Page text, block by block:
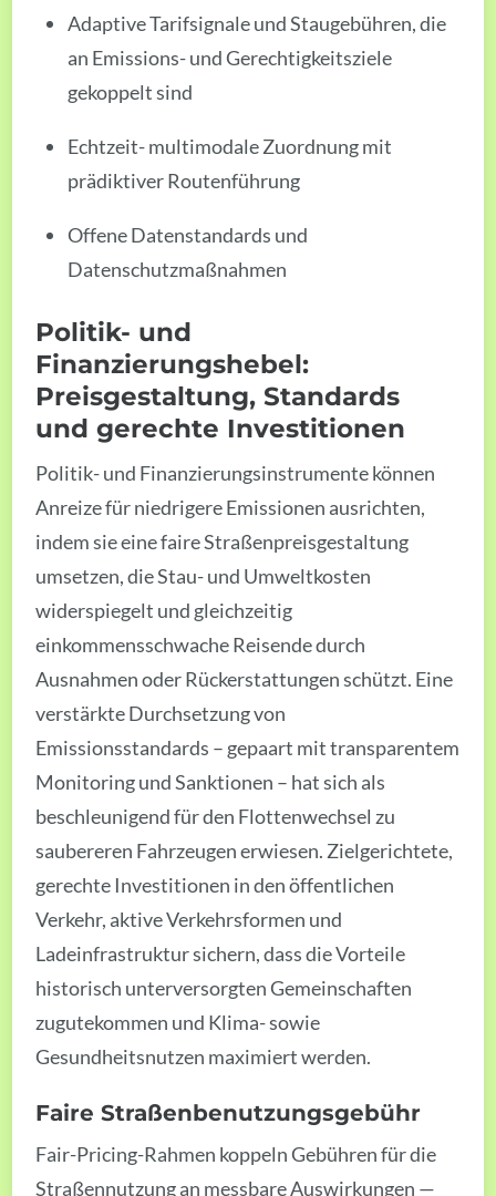
Adaptive Tarifsignale und Staugebühren, die
an Emissions- und Gerechtigkeitsziele
gekoppelt sind
Echtzeit- multimodale Zuordnung mit
prädiktiver Routenführung
Offene Datenstandards und
Datenschutzmaßnahmen
Politik- und
Finanzierungshebel:
Preisgestaltung, Standards
und gerechte Investitionen
Politik- und Finanzierungsinstrumente können
Anreize für niedrigere Emissionen ausrichten,
indem sie eine faire Straßenpreisgestaltung
umsetzen, die Stau- und Umweltkosten
widerspiegelt und gleichzeitig
einkommensschwache Reisende durch
Ausnahmen oder Rückerstattungen schützt. Eine
verstärkte Durchsetzung von
Emissionsstandards – gepaart mit transparentem
Monitoring und Sanktionen – hat sich als
beschleunigend für den Flottenwechsel zu
saubereren Fahrzeugen erwiesen. Zielgerichtete,
gerechte Investitionen in den öffentlichen
Verkehr, aktive Verkehrsformen und
Ladeinfrastruktur sichern, dass die Vorteile
historisch unterversorgten Gemeinschaften
zugutekommen und Klima- sowie
Gesundheitsnutzen maximiert werden.
Faire Straßenbenutzungsgebühr
Fair-Pricing-Rahmen koppeln Gebühren für die
Straßennutzung an messbare Auswirkungen —